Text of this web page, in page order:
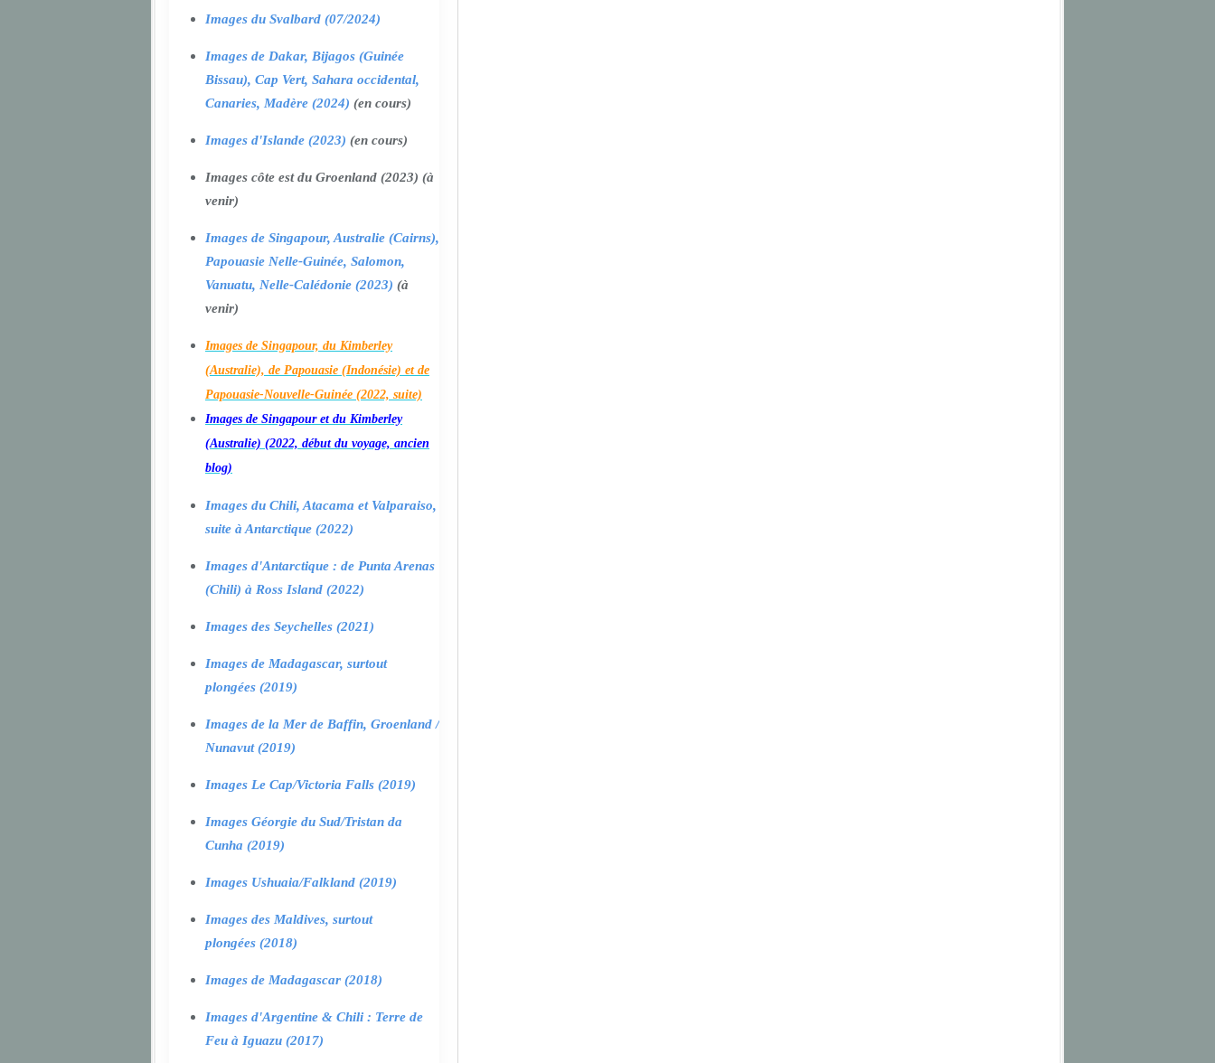
Images du Svalbard (07/2024)
Images de Dakar, Bijagos (Guinée
Bissau), Cap Vert, Sahara occidental,
Canaries, Madère (2024) (en cours)
Images d'Islande (2023) (en cours)
Images côte est du Groenland (2023) (à
venir)
Images de Singapour, Australie (Cairns),
Papouasie Nelle-Guinée, Salomon,
Vanuatu, Nelle-Calédonie (2023) (à
venir)
Images de Singapour, du Kimberley
(Australie), de Papouasie (Indonésie) et de
Papouasie-Nouvelle-Guinée (2022, suite)
Images de Singapour et du Kimberley
(Australie) (2022, début du voyage, ancien
blog)
Images du Chili, Atacama et Valparaiso,
suite à Antarctique (2022)
Images d'Antarctique : de Punta Arenas
(Chili) à Ross Island (2022)
Images des Seychelles (2021)
Images de Madagascar, surtout
plongées (2019)
Images de la Mer de Baffin, Groenland /
Nunavut (2019)
Images Le Cap/Victoria Falls (2019)
Images Géorgie du Sud/Tristan da
Cunha (2019)
Images Ushuaia/Falkland (2019)
Images des Maldives, surtout
plongées (2018)
Images de Madagascar (2018)
Images d'Argentine & Chili : Terre de
Feu à Iguazu (2017)